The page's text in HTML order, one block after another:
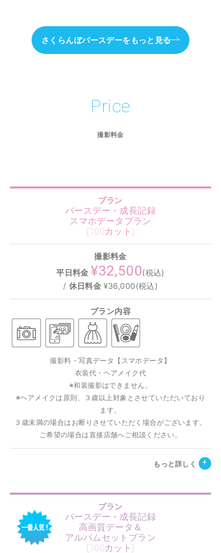
さくらんぼバースデーをもっと見る
Price
撮影料金
プラン
バースデー・成長記録
スマホデータプラン
(100カット)
撮影料金
平日料金 ¥32,500(税込)
/ 休日料金 ¥36,000(税込)
プラン内容
撮影料・写真データ【スマホデータ】
衣装代・ヘアメイク代
※和装撮影はできません。
※ヘアメイクは原則、３歳以上対象とさせていただいており
ます。
３歳未満の場合はお断りさせていただく場合がございます。
ご希望の場合は直接店舗へご相談ください。
もっと詳しく
プラン
バースデー・成長記録
高画質データ＆
アルバムセットプラン
(100カット)